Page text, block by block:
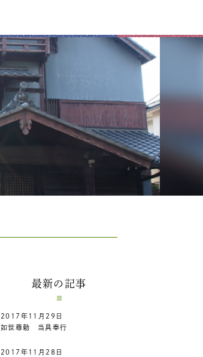
最新の記事
2017年11月29日
如世尊勅 当具奉行
2017年11月28日